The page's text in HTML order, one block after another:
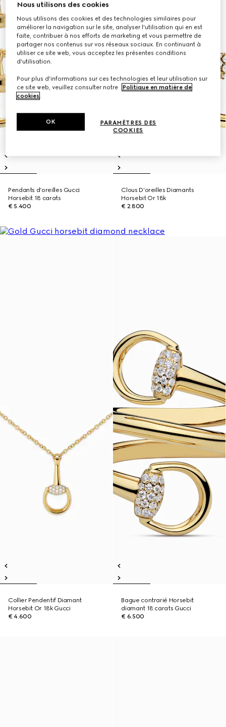
Pendants d’oreilles Gucci
Horsebit 18 carats
€ 5.400
Clous D’oreilles Diamants
Horsebit Or 18k
€ 2.800
Collier Pendentif Diamant
Horsebit Or 18k Gucci
€ 4.600
Bague contrarié Horsebit
diamant 18 carats Gucci
€ 6.500
Nous utilisons des cookies
Nous utilisons des cookies et des technologies similaires pour
améliorer la navigation sur le site, analyser l'utilisation qui en est
faite, contribuer à nos efforts de marketing et vous permettre de
partager nos contenus sur vos réseaux sociaux. En continuant à
utiliser ce site web, vous acceptez les présentes conditions
d'utilisation.
Pour plus d'informations sur ces technologies et leur utilisation sur
ce site web, veuillez consulter notre
Politique en matière de
cookies.
PARAMÈTRES DES
COOKIES
OK